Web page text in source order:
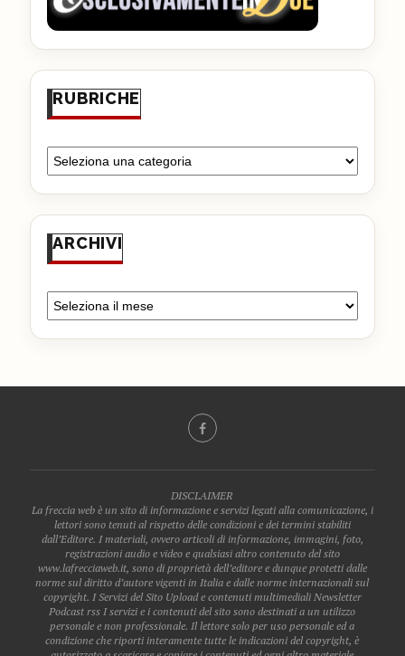
RUBRICHE
ARCHIVI
DISCLAIMER
La freccia web è un sito di informazione e servizi legati alla comunicazione, i
lettori sono tenuti al rispetto delle condizioni e dei termini stabiliti
dall’Editore. I materiali, ovvero articoli di informazione, immagini, foto,
registrazioni audio e video e qualsiasi altro contenuto del sito
www.lafrecciaweb.it, sono di proprietà dell’editore e dunque protetti dalle
norme sul diritto d’autore vigenti in Italia e dalle norme internazionali sul
copyright. I Servizi del Sito Upload e contenuti multimediali Newsletter
Podcast rss I servizi e i contenuti del sito sono destinati a un utilizzo
personale e non professionale. Il lettore solo per uso personale ed a
condizione che riporti interamente tutte le indicazioni del copyright, è